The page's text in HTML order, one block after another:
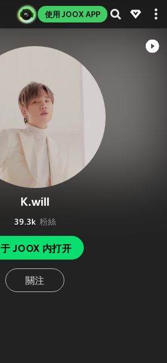
使用 JOOX APP
K.will
39.3k 粉絲
于 JOOX 内打开
關注